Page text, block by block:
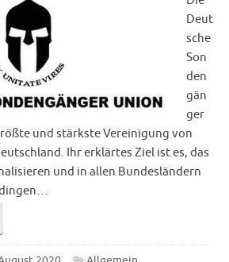
Deut
sche
Son
den
gän
ger
und stärkste Vereinigung von
Ihr erklärtes Ziel ist es, das
und in allen Bundesländern